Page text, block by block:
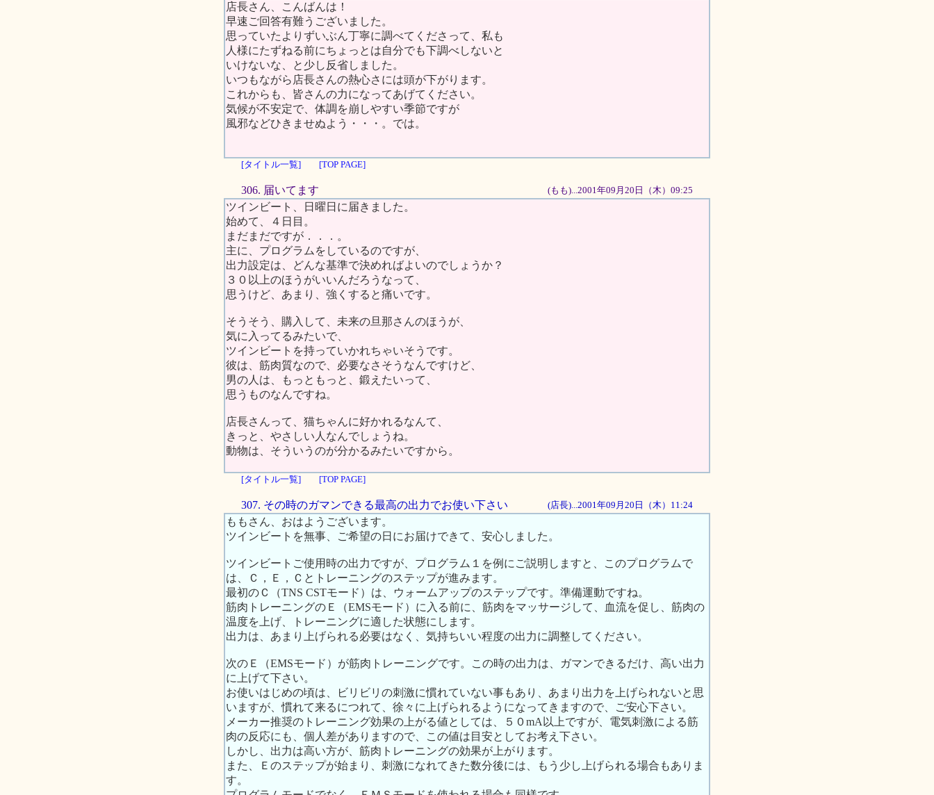
店長さん、こんばんは！
早速ご回答有難うございました。
思っていたよりずいぶん丁寧に調べてくださって、私も
人様にたずねる前にちょっとは自分でも下調べしないと
いけないな、と少し反省しました。
いつもながら店長さんの熱心さには頭が下がります。
これからも、皆さんの力になってあげてください。
気候が不安定で、体調を崩しやすい季節ですが
風邪などひきませぬよう・・・。では。
[タイトル一覧] [TOP PAGE]
306. 届いてます (もも)...2001年09月20日（木）09:25
ツインビート、日曜日に届きました。
始めて、４日目。
まだまだですが．．．。
主に、プログラムをしているのですが、
出力設定は、どんな基準で決めればよいのでしょうか？
３０以上のほうがいいんだろうなって、
思うけど、あまり、強くすると痛いです。
そうそう、購入して、未来の旦那さんのほうが、
気に入ってるみたいで、
ツインビートを持っていかれちゃいそうです。
彼は、筋肉質なので、必要なさそうなんですけど、
男の人は、もっともっと、鍛えたいって、
思うものなんですね。
店長さんって、猫ちゃんに好かれるなんて、
きっと、やさしい人なんでしょうね。
動物は、そういうのが分かるみたいですから。
[タイトル一覧] [TOP PAGE]
307. その時のガマンできる最高の出力でお使い下さい (店長)...2001年09月20日（木）11:24
ももさん、おはようございます。
ツインビートを無事、ご希望の日にお届けできて、安心しました。
ツインビートご使用時の出力ですが、プログラム１を例にご説明しますと、このプログラムで
は、Ｃ，Ｅ，Ｃとトレーニングのステップが進みます。
最初のＣ（TNS CSTモード）は、ウォームアップのステップです。準備運動ですね。
筋肉トレーニングのＥ（EMSモード）に入る前に、筋肉をマッサージして、血流を促し、筋肉の
温度を上げ、トレーニングに適した状態にします。
出力は、あまり上げられる必要はなく、気持ちいい程度の出力に調整してください。
次のＥ（EMSモード）が筋肉トレーニングです。この時の出力は、ガマンできるだけ、高い出力
に上げて下さい。
お使いはじめの頃は、ビリビリの刺激に慣れていない事もあり、あまり出力を上げられないと思
いますが、慣れて来るにつれて、徐々に上げられるようになってきますので、ご安心下さい。
メーカー推奨のトレーニング効果の上がる値としては、５０mA以上ですが、電気刺激による筋
肉の反応にも、個人差がありますので、この値は目安としてお考え下さい。
しかし、出力は高い方が、筋肉トレーニングの効果が上がります。
また、Ｅのステップが始まり、刺激になれてきた数分後には、もう少し上げられる場合もありま
す。